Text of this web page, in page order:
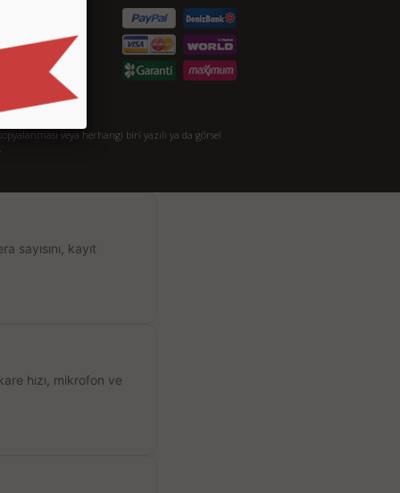
veya herhangi biri yazılı ya da görsel
kayıt
hızı, mikrofon ve